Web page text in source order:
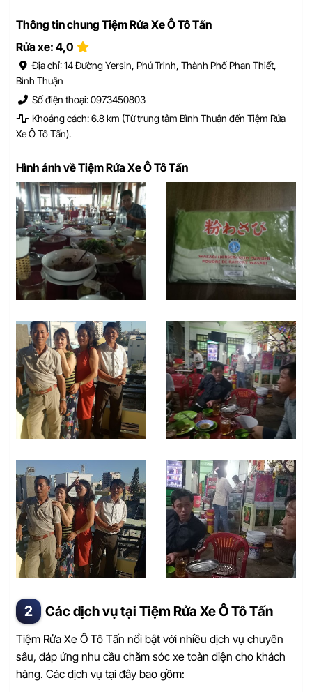
Thông tin chung Tiệm Rửa Xe Ô Tô Tấn
Rửa xe: 4,0
Địa chỉ: 14 Đường Yersin, Phú Trinh, Thành Phố Phan Thiết,
Bình Thuận
Số điện thoại: 0973450803
Khoảng cách: 6.8 km (Từ trung tâm Bình Thuận đến Tiệm Rửa
Xe Ô Tô Tấn).
Hình ảnh về Tiệm Rửa Xe Ô Tô Tấn
Các dịch vụ tại Tiệm Rửa Xe Ô Tô Tấn
Tiệm Rửa Xe Ô Tô Tấn nổi bật với nhiều dịch vụ chuyên
sâu, đáp ứng nhu cầu chăm sóc xe toàn diện cho khách
hàng. Các dịch vụ tại đây bao gồm: